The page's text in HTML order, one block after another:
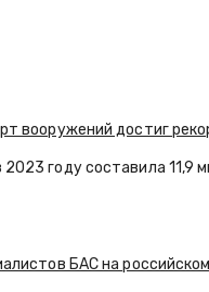
вооружений достиг
году составила 11,9
БАС на